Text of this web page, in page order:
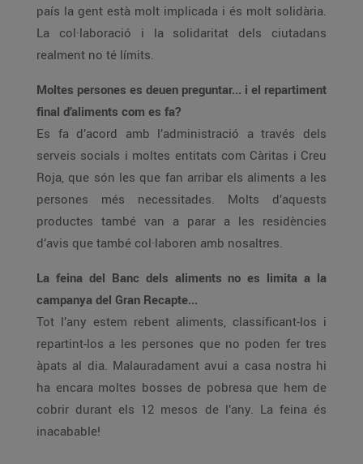
país la gent està molt implicada i és molt solidària.
La col·laboració i la solidaritat dels ciutadans
realment no té límits.
Moltes persones es deuen preguntar... i el repartiment
final d’aliments com es fa?
Es fa d’acord amb l’administració a través dels
serveis socials i moltes entitats com Càritas i Creu
Roja, que són les que fan arribar els aliments a les
persones més necessitades. Molts d’aquests
productes també van a parar a les residències
d’avis que també col·laboren amb nosaltres.
La feina del Banc dels aliments no es limita a la
campanya del Gran Recapte...
Tot l’any estem rebent aliments, classificant-los i
repartint-los a les persones que no poden fer tres
àpats al dia. Malauradament avui a casa nostra hi
ha encara moltes bosses de pobresa que hem de
cobrir durant els 12 mesos de l’any. La feina és
inacabable!